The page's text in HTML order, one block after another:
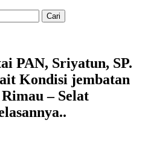
PAN, Sriyatun, SP.
Kondisi jembatan
– Selat